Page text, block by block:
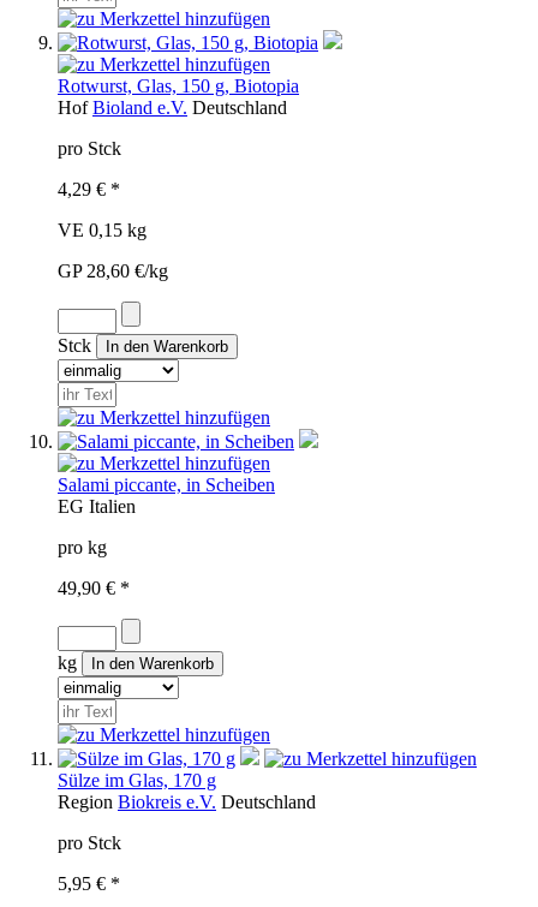
Rotwurst, Glas, 150 g, Biotopia
Hof Bioland e.V. Deutschland
pro Stck
4,29 € *
VE 0,15 kg
GP 28,60 €/kg
Stck
Salami piccante, in Scheiben
EG Italien
pro kg
49,90 € *
kg
Sülze im Glas, 170 g
Region Biokreis e.V. Deutschland
pro Stck
5,95 € *